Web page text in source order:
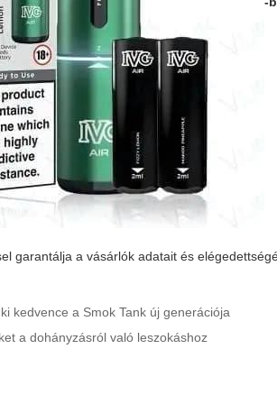
garantálja a vásárlók adatait és
kedvence a Smok Tank új generációja
a dohányzásról való leszokáshoz